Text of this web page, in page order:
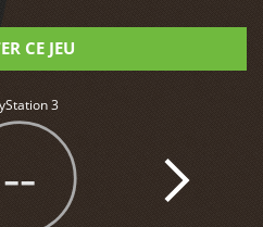
CE JEU
3
--